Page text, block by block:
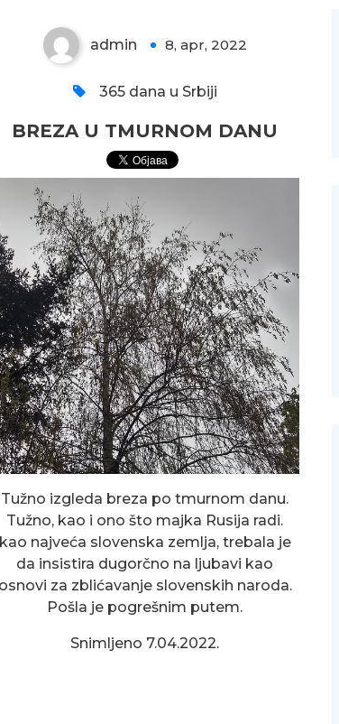
admin 8, apr, 2022
365 dana u Srbiji
BREZA U TMURNOM DANU
Tužno izgleda breza po tmurnom danu.
Tužno, kao i ono što majka Rusija radi.
kao najveća slovenska zemlja, trebala je
da insistira dugorčno na ljubavi kao
osnovi za zblićavanje slovenskih naroda.
Pošla je pogrešnim putem.
Snimljeno 7.04.2022.